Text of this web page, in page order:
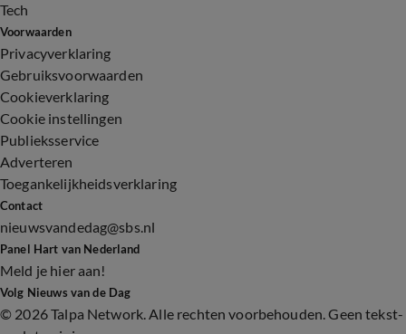
Tech
Voorwaarden
Privacyverklaring
Gebruiksvoorwaarden
Cookieverklaring
Cookie instellingen
Publieksservice
Adverteren
Toegankelijkheidsverklaring
Contact
nieuwsvandedag@sbs.nl
Panel Hart van Nederland
Meld je hier aan!
Volg Nieuws van de Dag
© 2026 Talpa Network. Alle rechten voorbehouden. Geen tekst-